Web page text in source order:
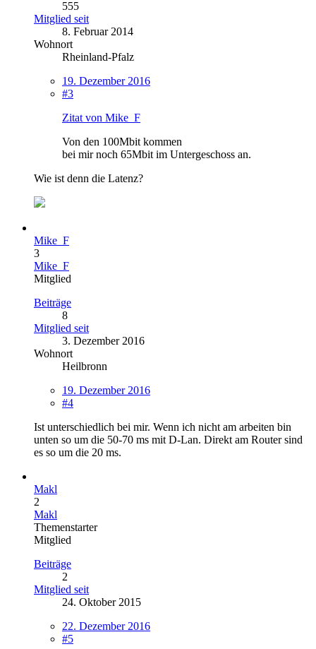
555
Mitglied seit
8. Februar 2014
Wohnort
Rheinland-Pfalz
19. Dezember 2016
#3
Zitat von Mike_F
Von den 100Mbit kommen
bei mir noch 65Mbit im Untergeschoss an.
Wie ist denn die Latenz?
Mike_F
3
Mike_F
Mitglied
Beiträge
8
Mitglied seit
3. Dezember 2016
Wohnort
Heilbronn
19. Dezember 2016
#4
Ist unterschiedlich bei mir. Wenn ich nicht am arbeiten bin
unten so um die 50-70 ms mit D-Lan. Direkt am Router sind
es so um die 20 ms.
Makl
2
Makl
Themenstarter
Mitglied
Beiträge
2
Mitglied seit
24. Oktober 2015
22. Dezember 2016
#5